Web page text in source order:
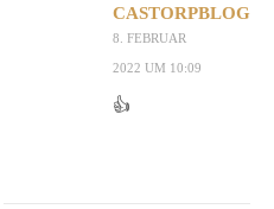
CASTORPBLOG
8. FEBRUAR
2022 UM 10:09
👍